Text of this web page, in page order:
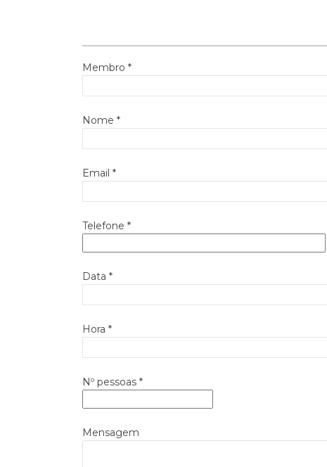
Membro *
Nome *
Email *
Telefone *
Data *
Hora *
Nº pessoas *
Mensagem